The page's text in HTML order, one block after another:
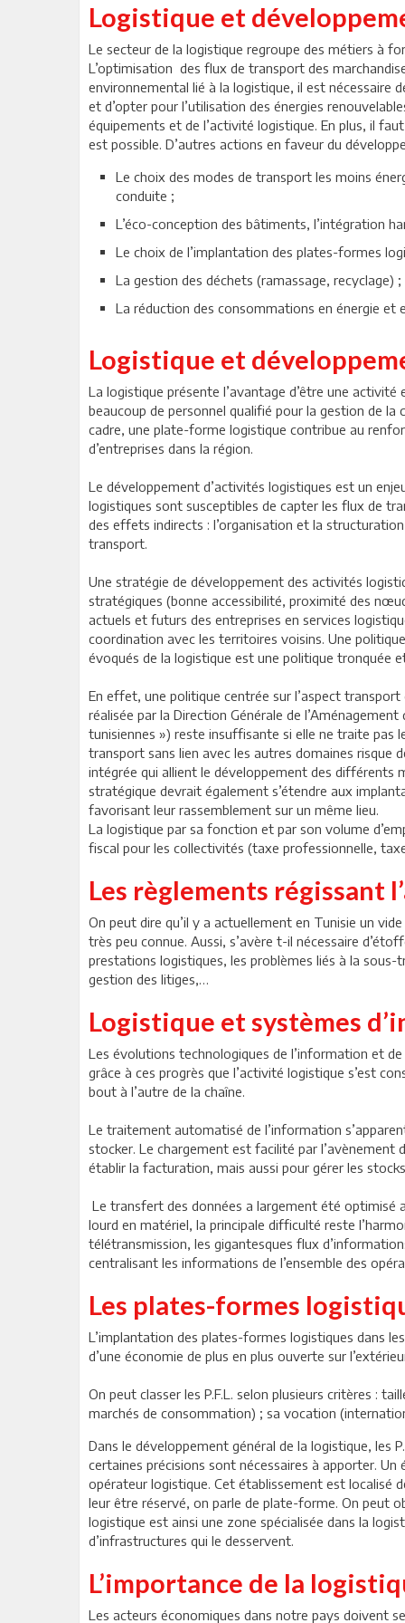
Logistique et
Le secteur de la logistique regroupe des métiers à
L’optimisation des flux de transport des
environnemental lié à la logistique, il est nécessaire
et d’opter pour l’utilisation des énergies
équipements et de l’activité logistique. En plus, il
est possible. D’autres actions en faveur du
Le choix des modes de transport les moins
conduite ;
L’éco-conception des bâtiments, l’intégration
Le choix de l’implantation des plates-formes
La gestion des déchets (ramassage, recyclage) ;
La réduction des consommations en énergie et
Logistique et
La logistique présente l’avantage d’être une
beaucoup de personnel qualifié pour la gestion de la
cadre, une plate-forme logistique contribue au
d’entreprises dans la région.
Le développement d’activités logistiques est un
logistiques sont susceptibles de capter les flux de
des effets indirects : l’organisation et la
transport.
Une stratégie de développement des activités
stratégiques (bonne accessibilité, proximité des
actuels et futurs des entreprises en services
coordination avec les territoires voisins. Une
évoqués de la logistique est une politique tronquée
En effet, une politique centrée sur l’aspect
réalisée par la Direction Générale de
tunisiennes ») reste insuffisante si elle ne traite pas
transport sans lien avec les autres domaines risque
intégrée qui allient le développement des différents
stratégique devrait également s’étendre aux
favorisant leur rassemblement sur un même lieu.
La logistique par sa fonction et par son volume
fiscal pour les collectivités (taxe professionnelle,
Les règlements régissant
On peut dire qu’il y a actuellement en Tunisie un
très peu connue. Aussi, s’avère t-il nécessaire
prestations logistiques, les problèmes liés à la sous-
gestion des litiges,…
Logistique et systèmes
Les évolutions technologiques de l’information et
grâce à ces progrès que l’activité logistique s’est
bout à l’autre de la chaîne.
Le traitement automatisé de l’information
stocker. Le chargement est facilité par
établir la facturation, mais aussi pour gérer les
Le transfert des données a largement été optimisé
lourd en matériel, la principale difficulté reste
télétransmission, les gigantesques flux
centralisant les informations de l’ensemble des
Les plates-formes
L’implantation des plates-formes logistiques dans
d’une économie de plus en plus ouverte sur
On peut classer les P.F.L. selon plusieurs critères :
marchés de consommation) ; sa vocation
Dans le développement général de la logistique, les
certaines précisions sont nécessaires à apporter.
opérateur logistique. Cet établissement est localisé
leur être réservé, on parle de plate-forme. On peut
logistique est ainsi une zone spécialisée dans la
d’infrastructures qui le desservent.
L’importance de la
Les acteurs économiques dans notre pays doivent